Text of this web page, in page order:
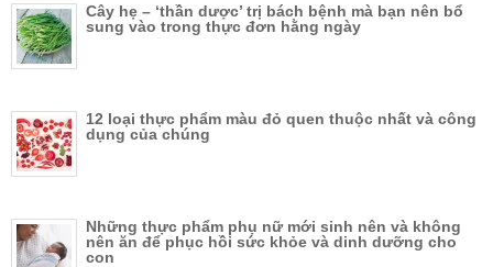
Cây hẹ – ‘thần dược’ trị bách bệnh mà bạn nên bổ
sung vào trong thực đơn hằng ngày
12 loại thực phẩm màu đỏ quen thuộc nhất và công
dụng của chúng
Những thực phẩm phụ nữ mới sinh nên và không
nên ăn để phục hồi sức khỏe và dinh dưỡng cho
con